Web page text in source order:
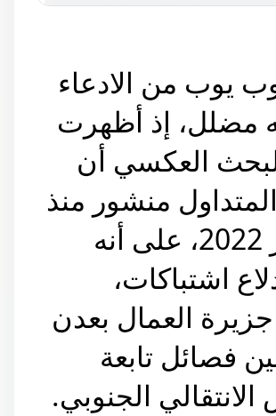
يوب من الادعاء
مضلل، إذ أظهرت
العكسي أن
المتداول منشور منذ
6 فبراير 2022، على أنه
اشتباكات،
العمال بعدن
فصائل تابعة
الجنوبي.